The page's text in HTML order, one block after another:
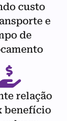
custo
e
de
relação
benefício